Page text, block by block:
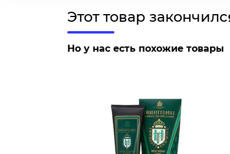
Этот товар
Но у нас есть похожие товары